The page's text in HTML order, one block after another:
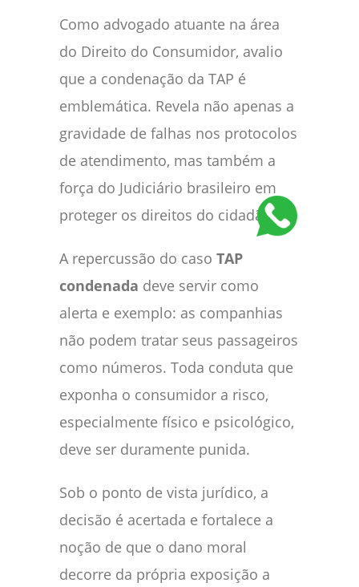
Como advogado atuante na área
do Direito do Consumidor, avalio
que a condenação da TAP é
emblemática. Revela não apenas a
gravidade de falhas nos protocolos
de atendimento, mas também a
força do Judiciário brasileiro em
proteger os direitos do cidadão.
A repercussão do caso TAP
condenada deve servir como
alerta e exemplo: as companhias
não podem tratar seus passageiros
como números. Toda conduta que
exponha o consumidor a risco,
especialmente físico e psicológico,
deve ser duramente punida.
Sob o ponto de vista jurídico, a
decisão é acertada e fortalece a
noção de que o dano moral
decorre da própria exposição a